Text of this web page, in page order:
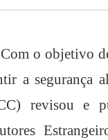
Com o objetivo
a segurança
revisou e